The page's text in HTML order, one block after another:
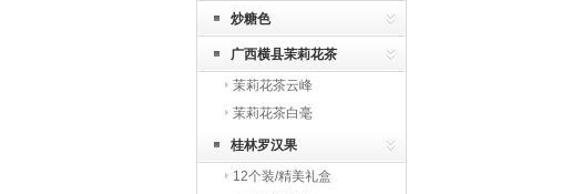
炒糖色
广西横县茉莉花茶
茉莉花茶云峰
茉莉花茶白毫
桂林罗汉果
12个装/精美礼盒